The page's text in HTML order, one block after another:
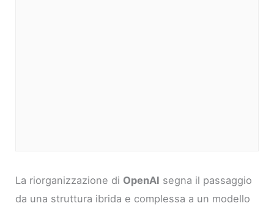
La riorganizzazione di OpenAI segna il passaggio
da una struttura ibrida e complessa a un modello